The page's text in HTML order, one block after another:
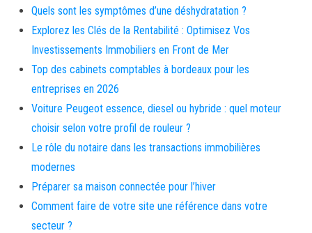
Quels sont les symptômes d’une déshydratation ?
Explorez les Clés de la Rentabilité : Optimisez Vos
Investissements Immobiliers en Front de Mer
Top des cabinets comptables à bordeaux pour les
entreprises en 2026
Voiture Peugeot essence, diesel ou hybride : quel moteur
choisir selon votre profil de rouleur ?
Le rôle du notaire dans les transactions immobilières
modernes
Préparer sa maison connectée pour l’hiver
Comment faire de votre site une référence dans votre
secteur ?